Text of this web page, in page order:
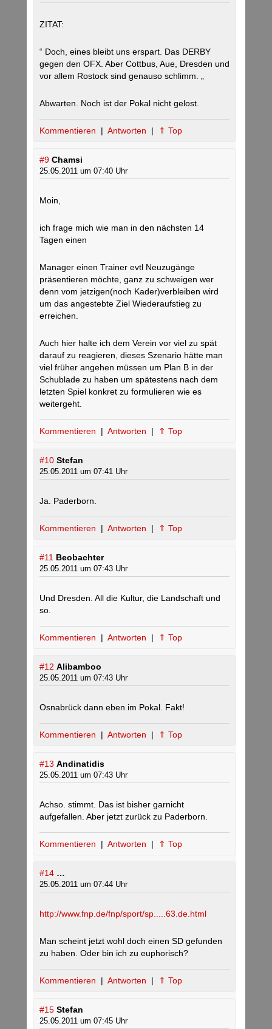
ZITAT:
“ Doch, eines bleibt uns erspart. Das DERBY
gegen den OFX. Aber Cottbus, Aue, Dresden und
vor allem Rostock sind genauso schlimm. „
Abwarten. Noch ist der Pokal nicht gelost.
Kommentieren | Antworten | ⇑ Top
#9 Chamsi
25.05.2011 um 07:40 Uhr
Moin,
ich frage mich wie man in den nächsten 14
Tagen einen
Manager einen Trainer evtl Neuzugänge
präsentieren möchte, ganz zu schweigen wer
denn vom jetzigen(noch Kader)verbleiben wird
um das angestebte Ziel Wiederaufstieg zu
erreichen.
Auch hier halte ich dem Verein vor viel zu spät
darauf zu reagieren, dieses Szenario hätte man
viel früher angehen müssen um Plan B in der
Schublade zu haben um spätestens nach dem
letzten Spiel konkret zu formulieren wie es
weitergeht.
Kommentieren | Antworten | ⇑ Top
#10 Stefan
25.05.2011 um 07:41 Uhr
Ja. Paderborn.
Kommentieren | Antworten | ⇑ Top
#11 Beobachter
25.05.2011 um 07:43 Uhr
Und Dresden. All die Kultur, die Landschaft und
so.
Kommentieren | Antworten | ⇑ Top
#12 Alibamboo
25.05.2011 um 07:43 Uhr
Osnabrück dann eben im Pokal. Fakt!
Kommentieren | Antworten | ⇑ Top
#13 Andinatidis
25.05.2011 um 07:43 Uhr
Achso. stimmt. Das ist bisher garnicht
aufgefallen. Aber jetzt zurück zu Paderborn.
Kommentieren | Antworten | ⇑ Top
#14 …
25.05.2011 um 07:44 Uhr
http://www.fnp.de/fnp/sport/sp.....63.de.html
Man scheint jetzt wohl doch einen SD gefunden
zu haben. Oder bin ich zu euphorisch?
Kommentieren | Antworten | ⇑ Top
#15 Stefan
25.05.2011 um 07:45 Uhr